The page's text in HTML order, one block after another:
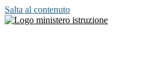
Salta al contenuto